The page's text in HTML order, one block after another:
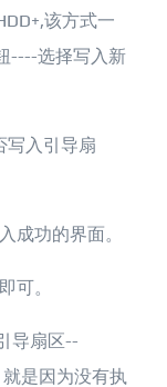
该方式一
----选择写入新
写入引导扇
成功的界面。
可。
导扇区--
是因为没有执